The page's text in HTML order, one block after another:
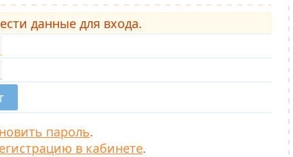
данные для входа.
пароль.
в кабинете.